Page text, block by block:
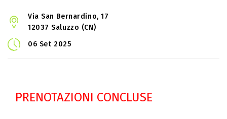
Via San Bernardino, 17
12037 Saluzzo (CN)
06 Set 2025
PRENOTAZIONI CONCLUSE